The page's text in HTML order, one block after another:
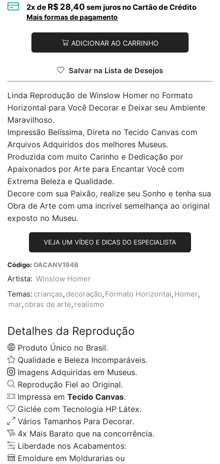
2x de R$ 28,40 sem juros no Cartão de Crédito
Mais formas de pagamento
ADICIONAR AO CARRINHO
Salvar na Lista de Desejos
Linda Reprodução de Winslow Homer no Formato
Horizontal para Você Decorar e Deixar seu Ambiente
Maravilhoso.
Impressão Belíssima, Direta no Tecido Canvas com
Arquivos Adquiridos dos melhores Museus.
Produzida com muito Carinho e Dedicação por
Apaixonados por Arte para Encantar Você com
Extrema Beleza e Qualidade.
Decore com sua Paixão, realize seu Sonho e tenha sua
Obra de Arte com uma incrível semelhança ao original
exposto no Museu.
VEJA UM VÍDEO E DICAS DO ESPECIALISTA
Código: OACANV194B
Artista: Winslow Homer
Temas: crianças, decoração, Formato Horizontal, Homer,
mar, obras de arte, realismo
Detalhes da Reprodução
Produto Único no Brasil.
Qualidade e Beleza Incomparáveis.
Imagens Adquiridas em Museus.
Reprodução Fiel ao Original.
Impressa em Tecido Canvas.
Giclée com Tecnologia HP Látex.
Vários Tamanhos Para Decorar.
4x Mais Barato que na concorrência.
Liberdade nos Acabamentos:
Emoldure em Moldurarias ou